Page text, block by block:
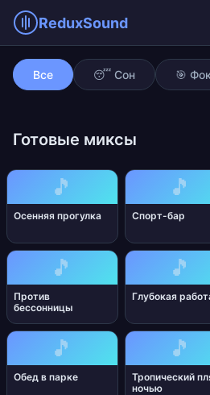
ReduxSound
Рассвет в
Все 😴 Сон 🎯
Готовые миксы
🎵
Осенняя прогулка
🎵
Спорт-бар
🎵
Против
бессонницы
🎵
Глубокая
🎵
Обед в парке
🎵
Тропический
ночью